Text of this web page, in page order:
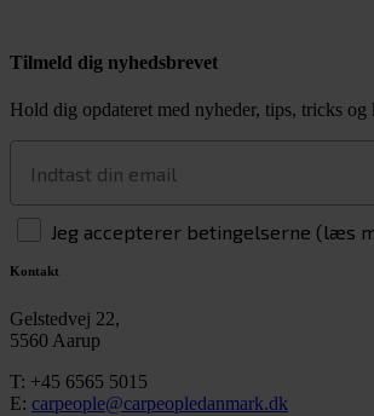
Tilmeld dig nyhedsbrevet
Hold dig opdateret med nyheder, tips, tricks og
Jeg accepterer betingelserne (læs
Kontakt
Gelstedvej 22,
5560 Aarup
T: +45 6565 5015
E: carpeople@carpeopledanmark.dk